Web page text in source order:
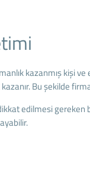
kazanmış kişi
Bu şekilde
edilmesi gereken